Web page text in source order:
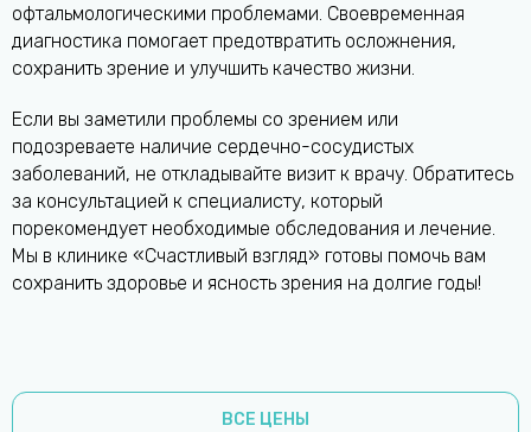
офтальмологическими проблемами. Своевременная
диагностика помогает предотвратить осложнения,
сохранить зрение и улучшить качество жизни.
Если вы заметили проблемы со зрением или
подозреваете наличие сердечно-сосудистых
заболеваний, не откладывайте визит к врачу. Обратитесь
за консультацией к специалисту, который
порекомендует необходимые обследования и лечение.
Мы в клинике «Счастливый взгляд» готовы помочь вам
сохранить здоровье и ясность зрения на долгие годы!
ВСЕ ЦЕНЫ